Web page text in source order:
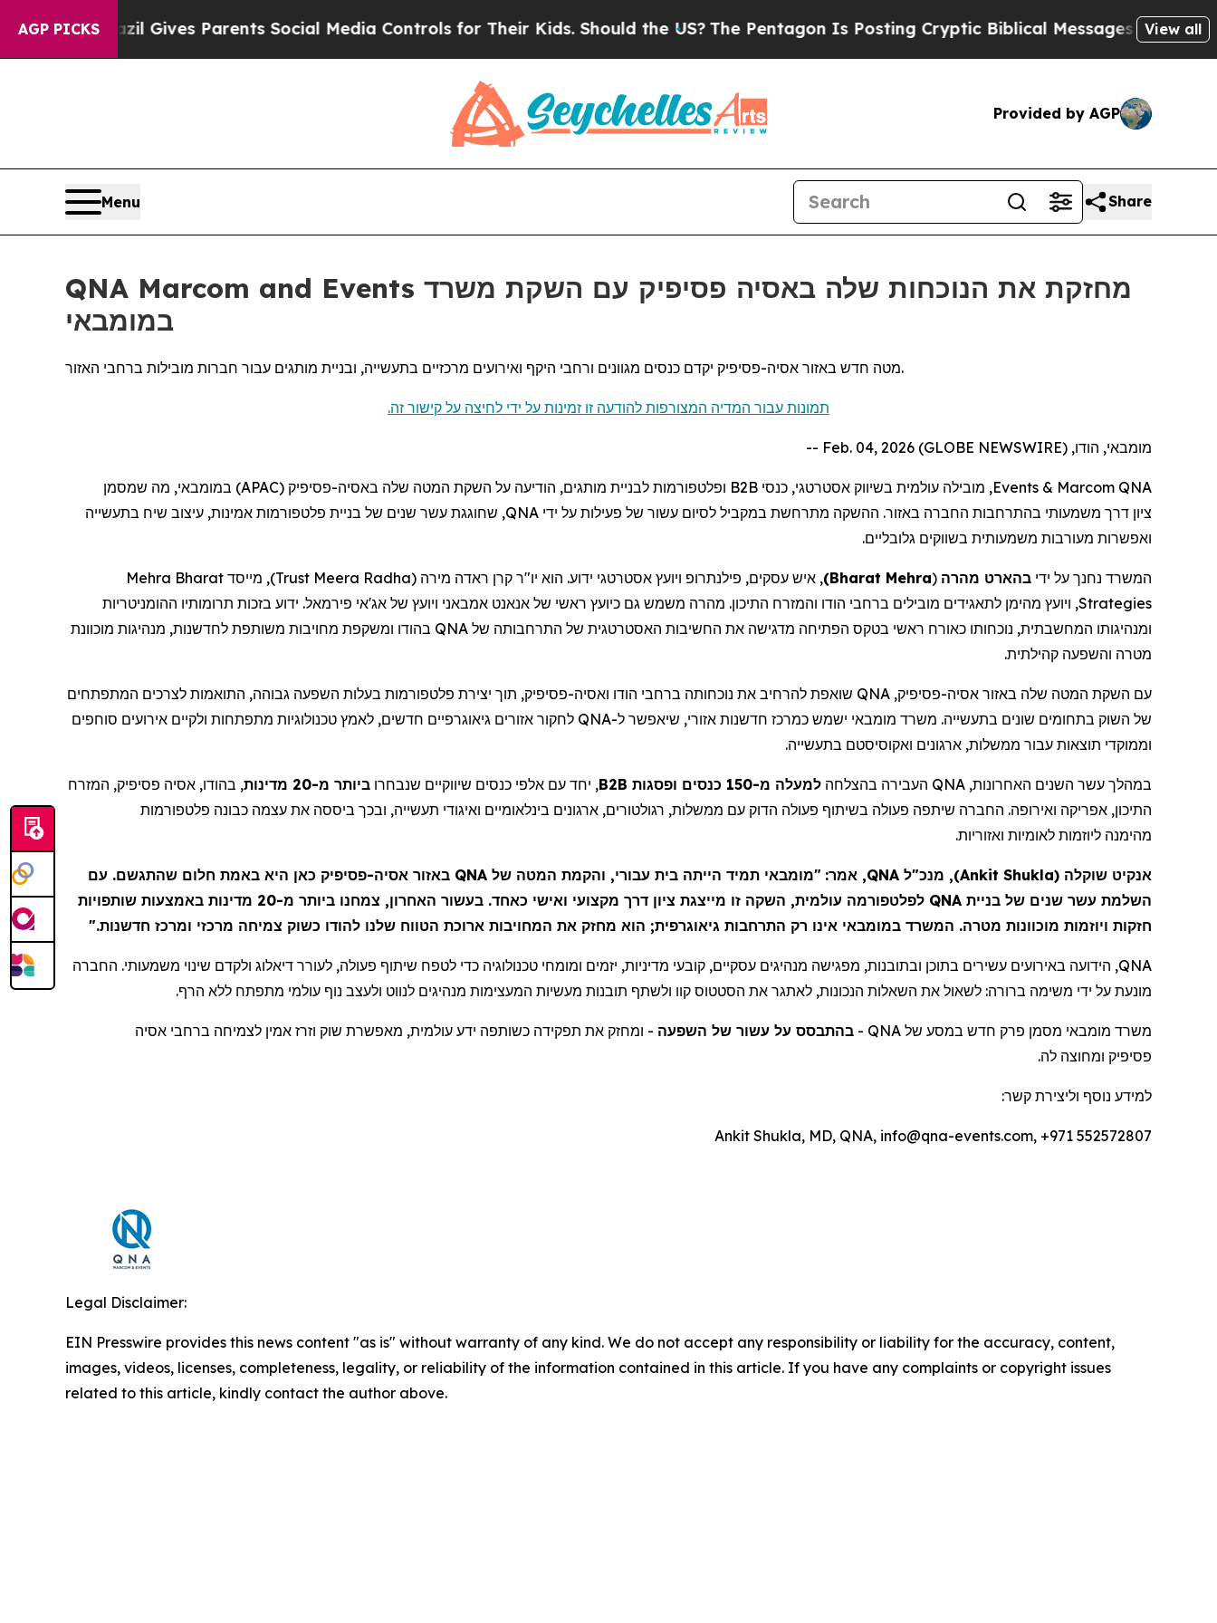
AGP PICKS
Brazil Gives Parents Social Media Controls for Their Kids. Should the US?The Pentagon Is Posting Cryptic Biblical Messages on SocialView all
Provided by AGP
Menu Share
QNA Marcom and Events מחזקת את הנוכחות שלה באסיה פסיפיק עם השקת משרד
במומבאי
מטה חדש באזור אסיה-פסיפיק יקדם כנסים מגוונים ורחבי היקף ואירועים מרכזיים בתעשייה, ובניית מותגים עבור חברות מובילות ברחבי האזור.
תמונות עבור המדיה המצורפות להודעה זו זמינות על ידי לחיצה על קישור זה.
מומבאי, הודו, Feb. 04, 2026 (GLOBE NEWSWIRE) --
QNA
Marcom
&
Events, מובילה עולמית בשיווק אסטרטגי, כנסי B2B ופלטפורמות לבניית מותגים, הודיעה על השקת המטה שלה באסיה- פסיפיק (APAC) במומבאי, מה שמסמן
ציון דרך משמעותי בהתרחבות החברה באזור. ההשקה מתרחשת במקביל לסיום עשור של פעילות על ידי QNA, שחוגגת עשר שנים של בניית פלטפורמות אמינות, עיצוב שיח בתעשייה
ואפשרות מעורבות משמעותית בשווקים גלובליים.
המשרד נחנך על ידי בהארט מהרה (
Bharat Mehra
), איש עסקים, פילנתרופ ויועץ אסטרטגי ידוע. הוא יו"ר קרן ראדה מירה (
Radha
Meera
Trust
), מייסד Bharat
Mehra
Strategies, ויועץ מהימן לתאגידים מובילים ברחבי הודו והמזרח התיכון. מהרה משמש גם כיועץ ראשי של אנאנט אמבאני ויועץ של אג'אי פירמאל. ידוע בזכות תרומותיו ההומניטריות
ומנהיגותו המחשבתית, נוכחותו כאורח ראשי בטקס הפתיחה מדגישה את החשיבות האסטרטגית של התרחבותה של QNA בהודו ומשקפת מחויבות משותפת לחדשנות, מנהיגות מוכוונת
מטרה והשפעה קהילתית.
עם השקת המטה שלה באזור אסיה-פסיפיק,
QNA שואפת להרחיב את נוכחותה ברחבי הודו ואסיה-פסיפיק, תוך יצירת פלטפורמות בעלות השפעה גבוהה, התואמות לצרכים המתפתחים
של השוק בתחומים שונים בתעשייה. משרד מומבאי ישמש כמרכז חדשנות אזורי, שיאפשר ל-QNA לחקור אזורים גיאוגרפיים חדשים, לאמץ טכנולוגיות מתפתחות ולקיים אירועים סוחפים
וממוקדי תוצאות עבור ממשלות, ארגונים ואקוסיסטם בתעשייה.
במהלך עשר השנים האחרונות, QNA העבירה בהצלחה למעלה מ-150 כנסים ופסגות B2B, יחד עם אלפי כנסים שיווקיים שנבחרו ביותר מ-20 מדינות , בהודו, אסיה פסיפיק, המזרח
התיכון, אפריקה ואירופה. החברה שיתפה פעולה בשיתוף פעולה הדוק עם ממשלות, רגולטורים, ארגונים בינלאומיים ואיגודי תעשייה, ובכך ביססה את עצמה כבונה פלטפורמות
מהימנה ליוזמות לאומיות ואזוריות.
אנקיט שוקלה (
Ankit Shukla
), מנכ"ל QNA, אמר: "מומבאי תמיד הייתה בית עבורי, והקמת המטה של QNA באזור אסיה-פסיפיק כאן היא באמת חלום שהתגשם. עם
השלמת עשר שנים של בניית QNA לפלטפורמה עולמית, השקה זו מייצגת ציון
דרך מקצועי ואישי כאחד. בעשור האחרון, צמחנו ביותר מ-20 מדינות באמצעות שותפויות
חזקות ויוזמות מוכוונות מטרה. המשרד במומבאי אינו רק התרחבות גיאוגרפית; הוא מחזק את המחויבות ארוכת הטווח שלנו להודו כשוק צמיחה מרכזי ומרכז חדשנות."
QNA, הידועה באירועים עשירים בתוכן ובתובנות, מפגישה מנהיגים עסקיים, קובעי מדיניות, יזמים ומומחי טכנולוגיה כדי לטפח שיתוף פעולה, לעורר דיאלוג ולקדם שינוי משמעותי. החברה
מונעת על ידי משימה ברורה: לשאול את השאלות הנכונות, לאתגר את הסטטוס קוו ולשתף תובנות מעשיות המעצימות מנהיגים לנווט ולעצב נוף עולמי מתפתח ללא הרף.
משרד מומבאי מסמן פרק חדש במסע של QNA
- בהתבסס על עשור של השפעה - ומחזק את תפקידה כשותפה ידע עולמית, מאפשרת שוק וזרז אמין לצמיחה ברחבי אסיה
פסיפיק ומחוצה לה.
למידע נוסף וליצירת קשר:
Ankit Shukla, MD, QNA, info@qna-events.com, +971 552572807
Legal Disclaimer:
EIN Presswire provides this news content "as is" without warranty of any kind. We do not accept any responsibility or liability for the accuracy, content,
images, videos, licenses, completeness, legality, or reliability of the information contained in this article. If you have any complaints or copyright issues
related to this article, kindly contact the author above.